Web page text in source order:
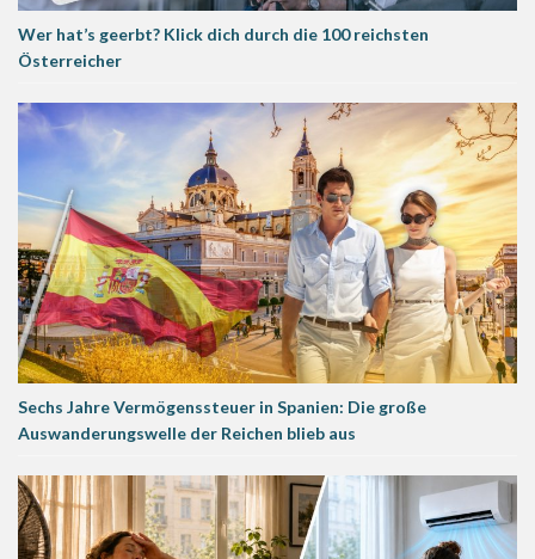
Wer hat’s geerbt? Klick dich durch die 100 reichsten
Österreicher
Sechs Jahre Vermögenssteuer in Spanien: Die große
Auswanderungswelle der Reichen blieb aus